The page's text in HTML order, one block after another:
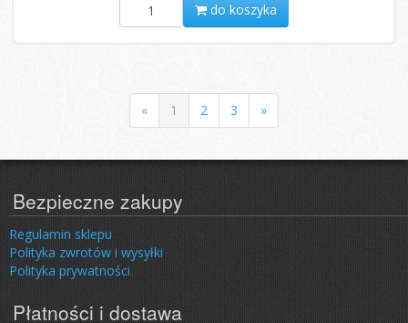
do koszyka
« 1 2 3 »
Bezpieczne zakupy
Regulamin sklepu
Polityka zwrotów i wysyłki
Polityka prywatności
Płatności i dostawa